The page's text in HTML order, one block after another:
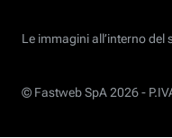
Le immagini all’interno
© Fastweb SpA 2026 -